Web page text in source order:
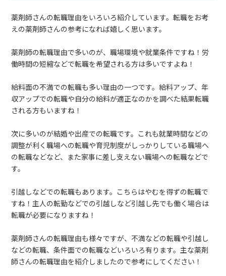
薬剤師さんの転職理由をいろいろ紹介しています。転職をお考
えの薬剤師さんの参考になれば嬉しく思います。
薬剤師の転職理由で多いのが、職場環境や就業条件ですね！労
働時間の短縮などで転職を希望される方は多いですよね！
給料面の不満での転職も多い理由の一つです。給料アップ、年
収アップでの転職や自分の給料が適正なのかを調べた結果転職
される方もいますね！
次に多いのが結婚や出産での転職です。これも就業時間などの
調整が利く職場への転職や育児制度がしっかりしている職場へ
の転職などなど、また家事に差し支えない職場への転職などで
す。
引越しなどでの転職もあります。こちらはやむを得ずの転職で
すね！主人の転勤などでの引越しなど引越し先でも働く場合は
転職が必要になりますね！
薬剤師さんの転職理由も様々ですが、不満などの転職や引越し
などの転職、条件面での転職などいろいろ有ります。主な薬剤
師さんの転職理由を紹介しましたので参考にしてください！